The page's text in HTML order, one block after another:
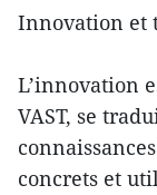
Innovation et
L’innovation
VAST, se
concrets et